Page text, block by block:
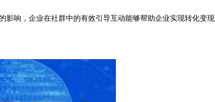
响，企业在社群中的有效引导互动能够帮助企业实现转化变现